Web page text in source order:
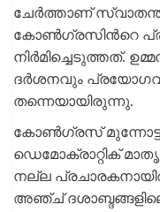
ചേർത്താണ്
കോണ്‍ഗ്രസിന്‍റെ
നിർമിച്ചെടുത്തത്.
ദർശനവും
തന്നെയായിരുന്നു.
കോൺഗ്രസ്
ഡെമോക്രാറ്റിക്
നല്ല
അഞ്ച്